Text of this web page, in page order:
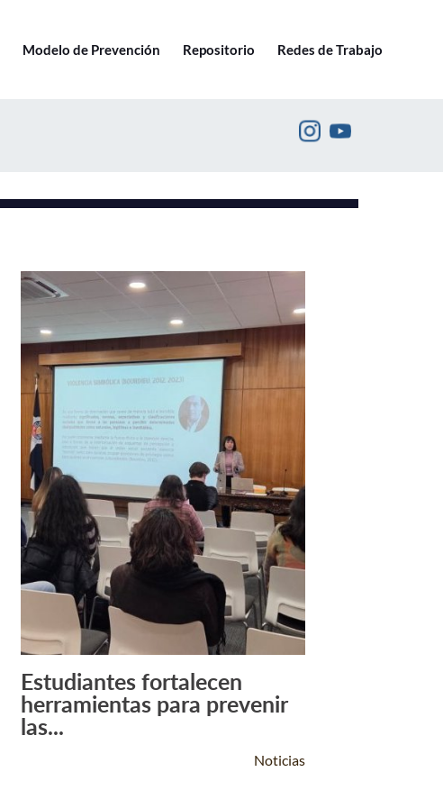
Modelo de Prevención Repositorio Redes de Trabajo
Leer Más +
Estudiantes fortalecen
herramientas para prevenir
las...
Noticias